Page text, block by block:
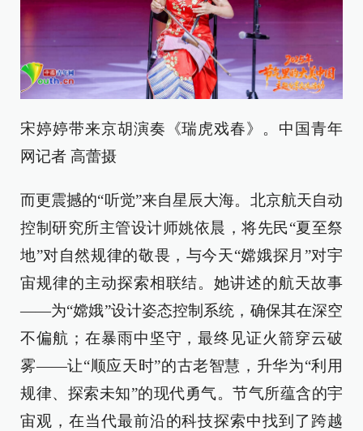
宋婷婷带来京胡演奏《瑞虎戏春》。中国青年
网记者 高蕾摄
而更震撼的“听觉”来自星辰大海。北京航天自动
控制研究所主管设计师姚依晨，将先民“夏至祭
地”对自然规律的敬畏，与今天“嫦娥探月”对宇
宙规律的主动探索相联结。她讲述的航天故事
——为“嫦娥”设计姿态控制系统，确保其在深空
不偏航；在暴雨中坚守，最终见证火箭穿云破
雾——让“顺应天时”的古老智慧，升华为“利用
规律、探索未知”的现代勇气。节气所蕴含的宇
宙观，在当代最前沿的科技探索中找到了跨越